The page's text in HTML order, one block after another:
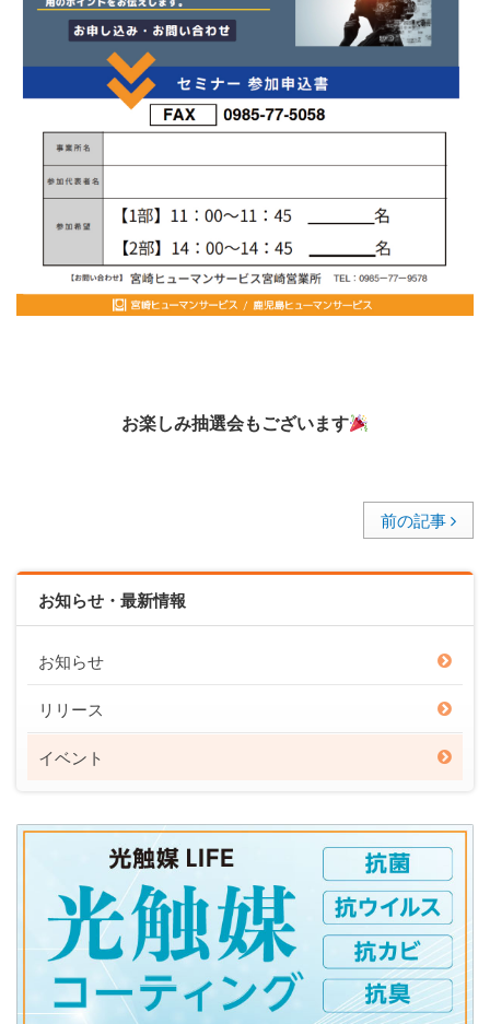
お楽しみ抽選会もございます
前の記事
お知らせ・最新情報
お知らせ
リリース
イベント